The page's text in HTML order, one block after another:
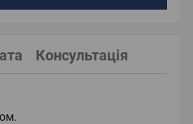
Консультація